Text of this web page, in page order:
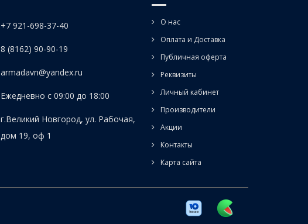
+7 921-698-37-40
8 (8162) 90-90-19
armadavn@yandex.ru
Ежедневно с 09:00 до 18:00
г.Великий Новгород, ул. Рабочая,
дом 19, оф 1
О нас
Оплата и Доставка
Публичная оферта
Реквизиты
Личный кабинет
Производители
Акции
Контакты
Карта сайта